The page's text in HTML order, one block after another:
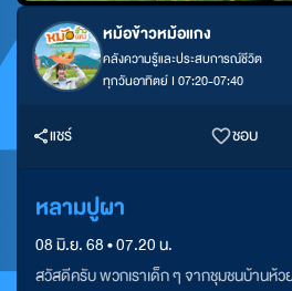
หม้อข้าวหม้อแกง
คลังความรู้และประสบการณ์ชีวิต
ทุกวันอาทิตย์ I 07:20-07:40
แชร์ ชอบ
หลามปูผา
08 มิ.ย. 68 • 07.20 น.
สวัสดีครับ พวกเราเด็ก ๆ จากชุมชนบ้าน